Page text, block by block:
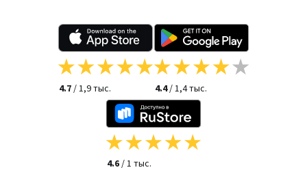
4.7/ 1,9 тыс. 4.4/ 1,4 тыс.
4.6/ 1 тыс.